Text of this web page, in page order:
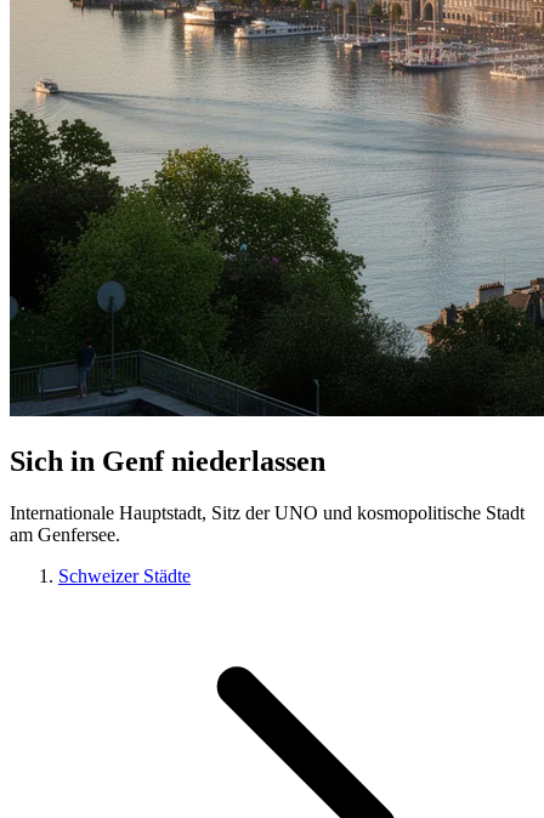
Sich in Genf niederlassen
Internationale Hauptstadt, Sitz der UNO und kosmopolitische Stadt
am Genfersee.
Schweizer Städte